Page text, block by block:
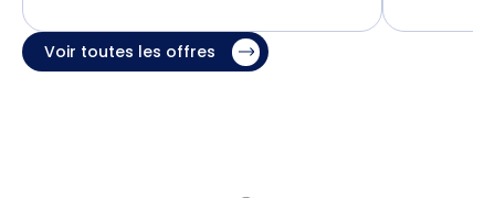
Voir toutes les offres